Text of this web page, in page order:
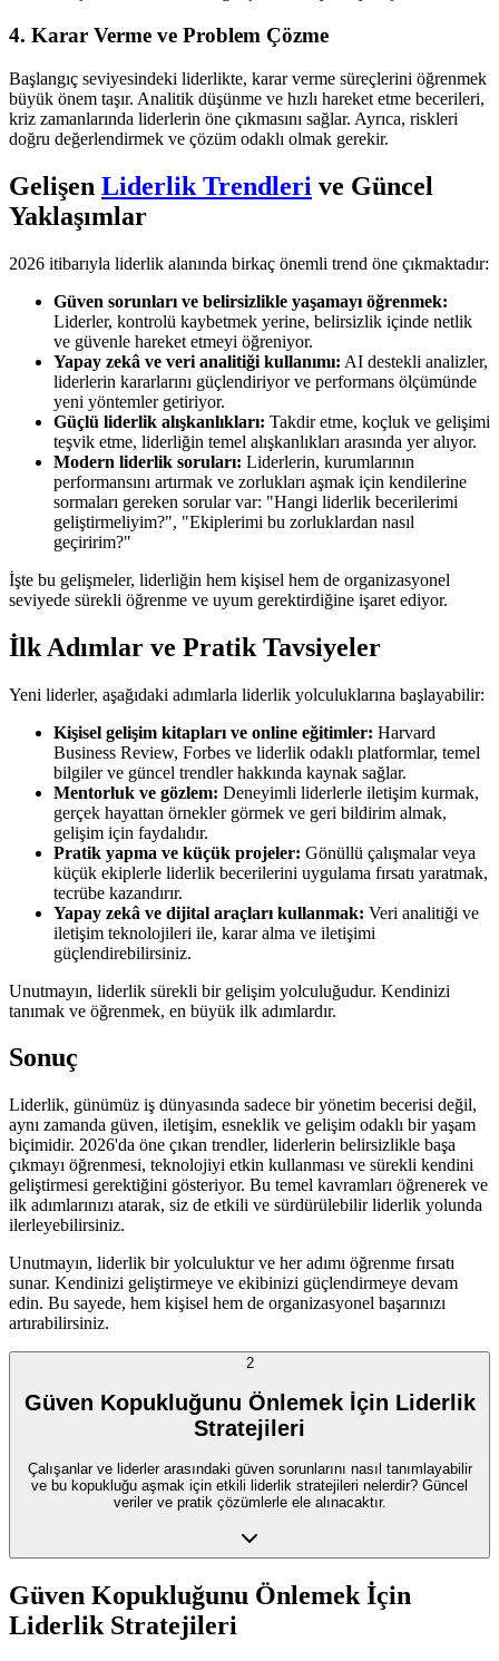
4. Karar Verme ve Problem Çözme
Başlangıç seviyesindeki liderlikte, karar verme süreçlerini öğrenmek
büyük önem taşır. Analitik düşünme ve hızlı hareket etme becerileri,
kriz zamanlarında liderlerin öne çıkmasını sağlar. Ayrıca, riskleri
doğru değerlendirmek ve çözüm odaklı olmak gerekir.
Gelişen Liderlik Trendleri ve Güncel
Yaklaşımlar
2026 itibarıyla liderlik alanında birkaç önemli trend öne çıkmaktadır:
Güven sorunları ve belirsizlikle yaşamayı öğrenmek:
Liderler, kontrolü kaybetmek yerine, belirsizlik içinde netlik
ve güvenle hareket etmeyi öğreniyor.
Yapay zekâ ve veri analitiği kullanımı: AI destekli analizler,
liderlerin kararlarını güçlendiriyor ve performans ölçümünde
yeni yöntemler getiriyor.
Güçlü liderlik alışkanlıkları: Takdir etme, koçluk ve gelişimi
teşvik etme, liderliğin temel alışkanlıkları arasında yer alıyor.
Modern liderlik soruları: Liderlerin, kurumlarının
performansını artırmak ve zorlukları aşmak için kendilerine
sormaları gereken sorular var: "Hangi liderlik becerilerimi
geliştirmeliyim?", "Ekiplerimi bu zorluklardan nasıl
geçiririm?"
İşte bu gelişmeler, liderliğin hem kişisel hem de organizasyonel
seviyede sürekli öğrenme ve uyum gerektirdiğine işaret ediyor.
İlk Adımlar ve Pratik Tavsiyeler
Yeni liderler, aşağıdaki adımlarla liderlik yolculuklarına başlayabilir:
Kişisel gelişim kitapları ve online eğitimler: Harvard
Business Review, Forbes ve liderlik odaklı platformlar, temel
bilgiler ve güncel trendler hakkında kaynak sağlar.
Mentorluk ve gözlem: Deneyimli liderlerle iletişim kurmak,
gerçek hayattan örnekler görmek ve geri bildirim almak,
gelişim için faydalıdır.
Pratik yapma ve küçük projeler: Gönüllü çalışmalar veya
küçük ekiplerle liderlik becerilerini uygulama fırsatı yaratmak,
tecrübe kazandırır.
Yapay zekâ ve dijital araçları kullanmak: Veri analitiği ve
iletişim teknolojileri ile, karar alma ve iletişimi
güçlendirebilirsiniz.
Unutmayın, liderlik sürekli bir gelişim yolculuğudur. Kendinizi
tanımak ve öğrenmek, en büyük ilk adımlardır.
Sonuç
Liderlik, günümüz iş dünyasında sadece bir yönetim becerisi değil,
aynı zamanda güven, iletişim, esneklik ve gelişim odaklı bir yaşam
biçimidir. 2026'da öne çıkan trendler, liderlerin belirsizlikle başa
çıkmayı öğrenmesi, teknolojiyi etkin kullanması ve sürekli kendini
geliştirmesi gerektiğini gösteriyor. Bu temel kavramları öğrenerek ve
ilk adımlarınızı atarak, siz de etkili ve sürdürülebilir liderlik yolunda
ilerleyebilirsiniz.
Unutmayın, liderlik bir yolculuktur ve her adımı öğrenme fırsatı
sunar. Kendinizi geliştirmeye ve ekibinizi güçlendirmeye devam
edin. Bu sayede, hem kişisel hem de organizasyonel başarınızı
artırabilirsiniz.
2
Güven Kopukluğunu Önlemek İçin Liderlik
Stratejileri
Çalışanlar ve liderler arasındaki güven sorunlarını nasıl tanımlayabilir
ve bu kopukluğu aşmak için etkili liderlik stratejileri nelerdir? Güncel
veriler ve pratik çözümlerle ele alınacaktır.
Güven Kopukluğunu Önlemek İçin
Liderlik Stratejileri